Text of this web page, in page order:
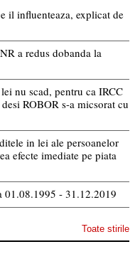
il influenteaza, explicat de
a redus dobanda la
nu scad, pentru ca IRCC
ROBOR s-a micsorat cu
in lei ale persoanelor
efecte imediate pe piata
- 31.12.2019
Toate stirile